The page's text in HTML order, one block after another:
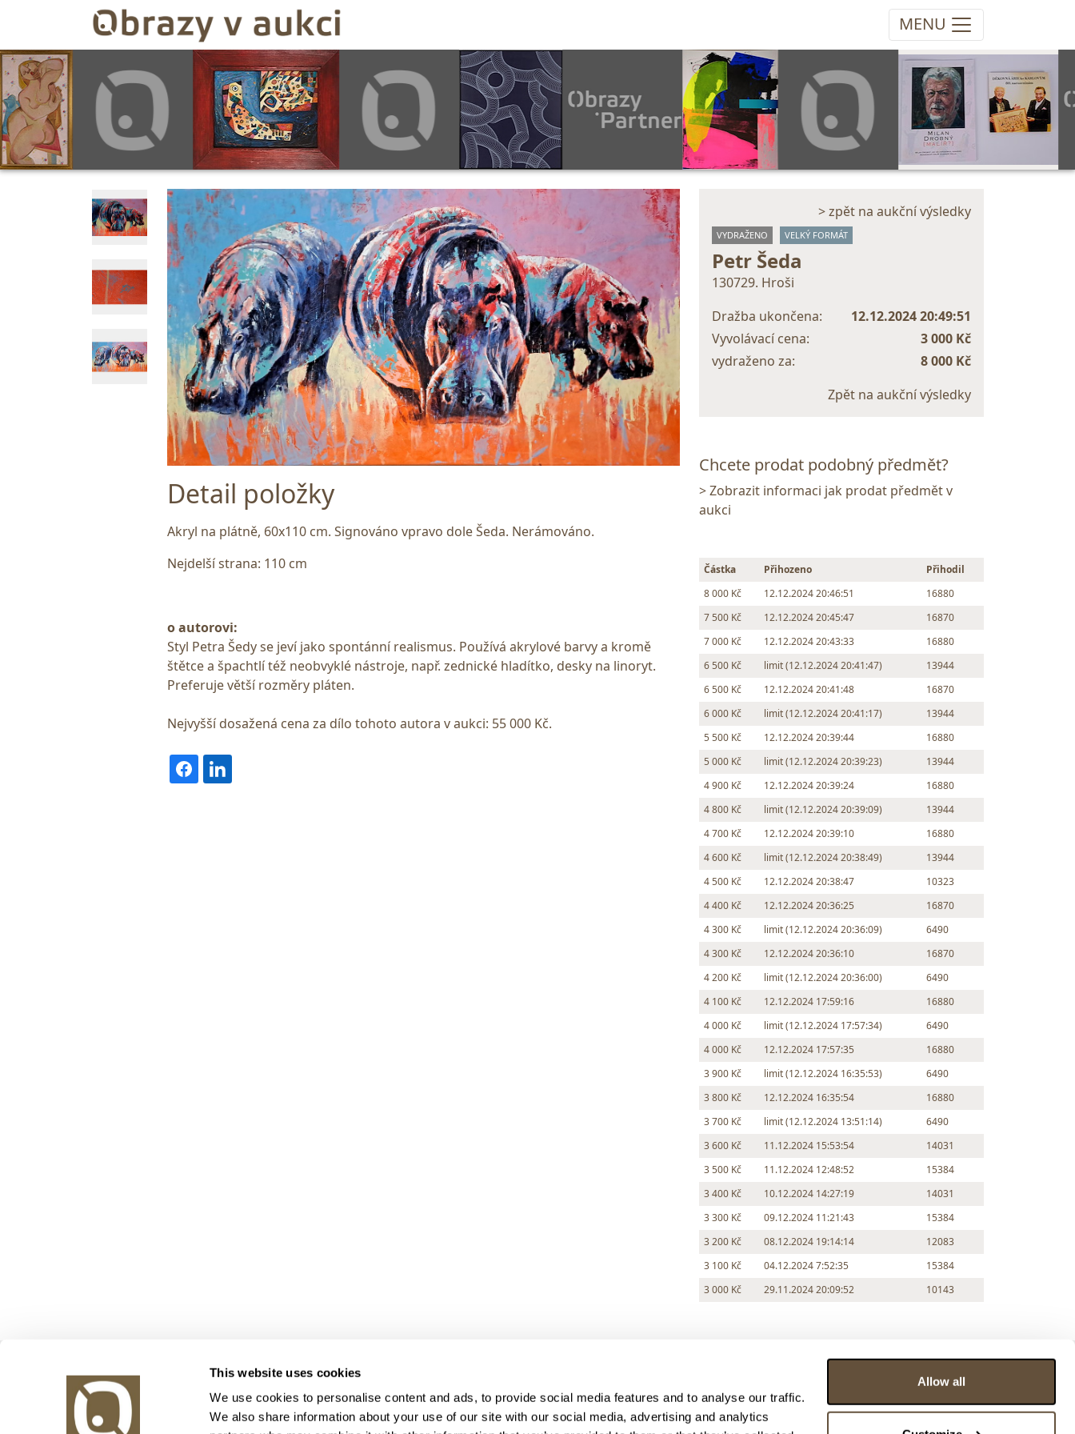
This website uses cookies
We use cookies to personalise content and ads, to provide social media features and to analyse our traffic.
We also share information about your use of our site with our social media, advertising and analytics
Allow all
MENU
Detail položky
Akryl na plátně, 60x110 cm. Signováno vpravo dole Šeda. Nerámováno.
Nejdelší strana: 110 cm
o autorovi:
Styl Petra Šedy se jeví jako spontánní realismus. Používá akrylové barvy a kromě
štětce a špachtlí též neobvyklé nástroje, např. zednické hladítko, desky na linoryt.
Preferuje větší rozměry pláten.
Nejvyšší dosažená cena za dílo tohoto autora v aukci: 55 000 Kč.
> zpět na aukční výsledky
VYDRAŽENO VELKÝ FORMÁT
Petr Šeda
130729. Hroši
Dražba ukončena:
12.12.2024 20:49:51
Vyvolávací cena:
3 000 Kč
vydraženo za:
8 000 Kč
Zpět na aukční výsledky
Chcete prodat podobný předmět?
> Zobrazit informaci jak prodat předmět v
aukci
Částka Přihozeno
Přihodil
8 000 Kč
12.12.2024 20:46:51
16880
7 500 Kč
12.12.2024 20:45:47
16870
7 000 Kč
12.12.2024 20:43:33
16880
6 500 Kč
limit (12.12.2024 20:41:47)
13944
6 500 Kč
12.12.2024 20:41:48
16870
6 000 Kč
limit (12.12.2024 20:41:17)
13944
5 500 Kč
12.12.2024 20:39:44
16880
5 000 Kč
limit (12.12.2024 20:39:23)
13944
4 900 Kč
12.12.2024 20:39:24
16880
4 800 Kč
limit (12.12.2024 20:39:09)
13944
4 700 Kč
12.12.2024 20:39:10
16880
4 600 Kč
limit (12.12.2024 20:38:49)
13944
4 500 Kč
12.12.2024 20:38:47
10323
4 400 Kč
12.12.2024 20:36:25
16870
4 300 Kč
limit (12.12.2024 20:36:09)
6490
4 300 Kč
12.12.2024 20:36:10
16870
4 200 Kč
limit (12.12.2024 20:36:00)
6490
4 100 Kč
12.12.2024 17:59:16
16880
4 000 Kč
limit (12.12.2024 17:57:34)
6490
4 000 Kč
12.12.2024 17:57:35
16880
3 900 Kč
limit (12.12.2024 16:35:53)
6490
3 800 Kč
12.12.2024 16:35:54
16880
3 700 Kč
limit (12.12.2024 13:51:14)
6490
3 600 Kč
11.12.2024 15:53:54
14031
3 500 Kč
11.12.2024 12:48:52
15384
3 400 Kč
10.12.2024 14:27:19
14031
3 300 Kč
09.12.2024 11:21:43
15384
3 200 Kč
08.12.2024 19:14:14
12083
3 100 Kč
04.12.2024 7:52:35
15384
3 000 Kč
29.11.2024 20:09:52 10143
Korunní 972/75
130 00 Praha 3
tel.: +420 800 10 10 10, +420 737 196 183
> Obchodní podmínky
> Kontakty